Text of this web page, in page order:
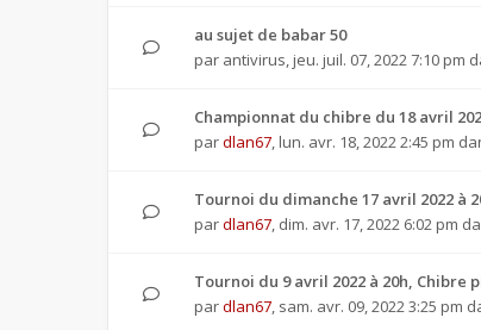
au sujet de babar 50
par antivirus, jeu. juil. 07, 2022 7:10 pm
Championnat du chibre du 18 avril
pardlan67, lun. avr. 18, 2022 2:45 pm
Tournoi du dimanche 17 avril 2022 à
pardlan67, dim. avr. 17, 2022 6:02 pm
Tournoi du 9 avril 2022 à 20h, Chibre
pardlan67, sam. avr. 09, 2022 3:25 pm